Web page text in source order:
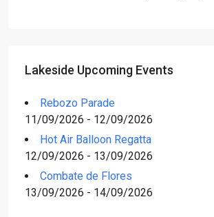
Lakeside Upcoming Events
Rebozo Parade
11/09/2026 - 12/09/2026
Hot Air Balloon Regatta
12/09/2026 - 13/09/2026
Combate de Flores
13/09/2026 - 14/09/2026